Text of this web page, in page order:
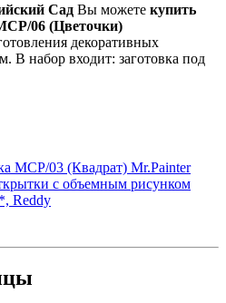
Сад Вы можете купить
06 (Цветочки)
декоративных
В набор входит: заготовка под
MCP/03 (Квадрат) Mr.Painter
с объемным рисунком
Reddy